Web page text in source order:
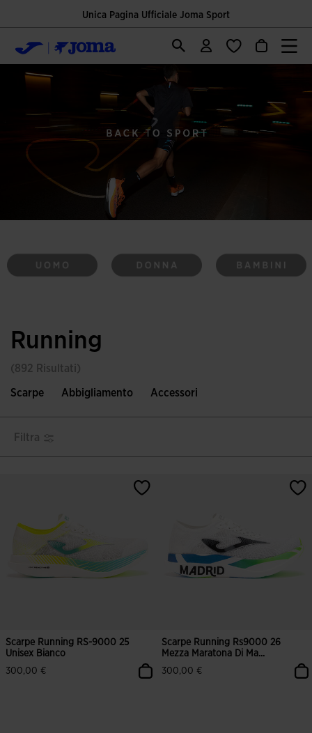
Unica Pagina Ufficiale Joma Sport
Running
(892 Risultati)
Scarpe Abbigliamento Accessori
Filtra
Scarpe Running RS-9000 25
Unisex Bianco
300,00 €
Scarpe Running Rs9000 26
Mezza Maratona Di Ma...
300,00 €